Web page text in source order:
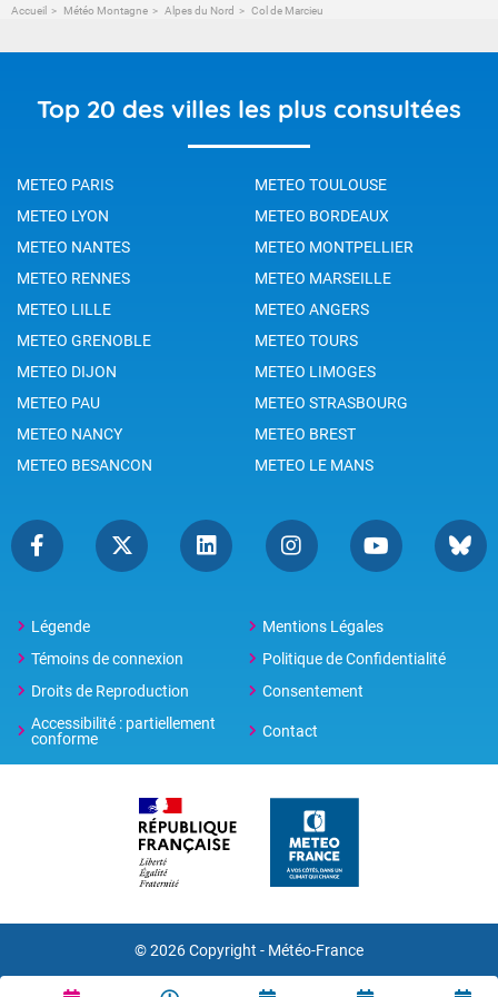
Accueil Météo Montagne Alpes du Nord Col de Marcieu
Top 20 des villes les plus consultées
METEO PARIS
METEO TOULOUSE
METEO LYON
METEO BORDEAUX
METEO NANTES
METEO MONTPELLIER
METEO RENNES
METEO MARSEILLE
METEO LILLE
METEO ANGERS
METEO GRENOBLE
METEO TOURS
METEO DIJON
METEO LIMOGES
METEO PAU
METEO STRASBOURG
METEO NANCY
METEO BREST
METEO BESANCON
METEO LE MANS
Légende
Mentions Légales
Témoins de connexion
Politique de Confidentialité
Droits de Reproduction
Consentement
Accessibilité : partiellement
conforme
Contact
© 2026 Copyright - Météo-France